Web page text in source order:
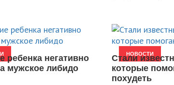
ребенка негативно
мужское либидо
НОВОСТИ
Стали
которые
похудеть